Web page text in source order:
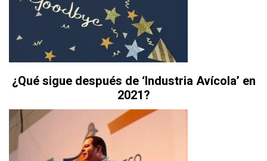
¿Qué sigue después de ‘Industria Avícola’ en
2021?